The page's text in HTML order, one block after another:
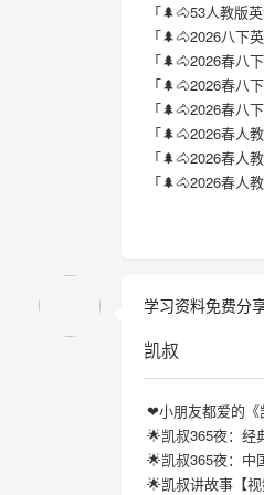
「🌲🐴53人教版英
「🌲🐴2026八下
「🌲🐴2026春八
「🌲🐴2026春八
「🌲🐴2026春八
「🌲🐴2026春人
「🌲🐴2026春人
「🌲🐴2026春
学习资料免费分
凯叔
❤小朋友都爱的《
🌟凯叔365夜：经
🌟凯叔365夜：中
🌟凯叔讲故事【视